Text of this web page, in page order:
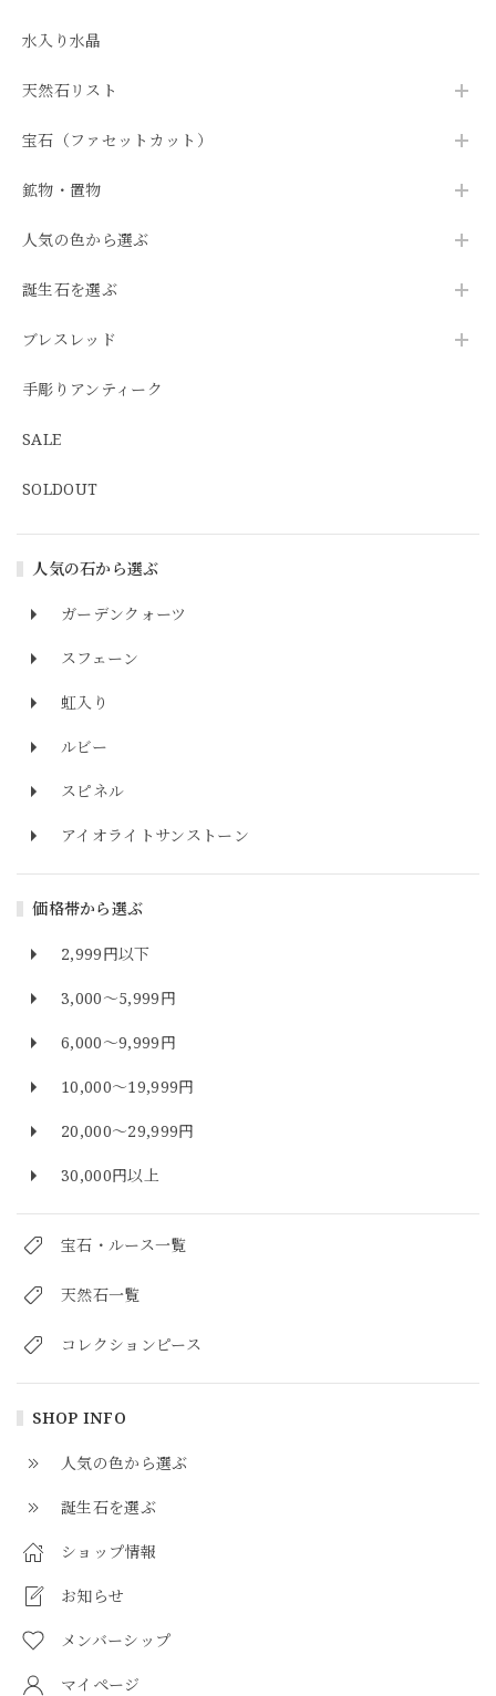
水入り水晶
天然石リスト
宝石（ファセットカット）
鉱物・置物
人気の色から選ぶ
誕生石を選ぶ
ブレスレッド
手彫りアンティーク
SALE
SOLDOUT
人気の石から選ぶ
ガーデンクォーツ
スフェーン
虹入り
ルビー
スピネル
アイオライトサンストーン
価格帯から選ぶ
2,999円以下
3,000～5,999円
6,000～9,999円
10,000～19,999円
20,000～29,999円
30,000円以上
宝石・ルース一覧
天然石一覧
コレクションピース
SHOP INFO
人気の色から選ぶ
誕生石を選ぶ
ショップ情報
お知らせ
メンバーシップ
マイページ